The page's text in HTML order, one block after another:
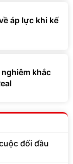
áp lực khi kế
khắc
đối đầu